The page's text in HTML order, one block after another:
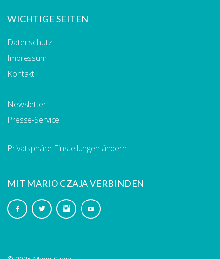
WICHTIGE SEITEN
Datenschutz
Impressum
Kontakt
Newsletter
Presse-Service
Privatsphäre-Einstellungen ändern
MIT MARIO CZAJA VERBINDEN